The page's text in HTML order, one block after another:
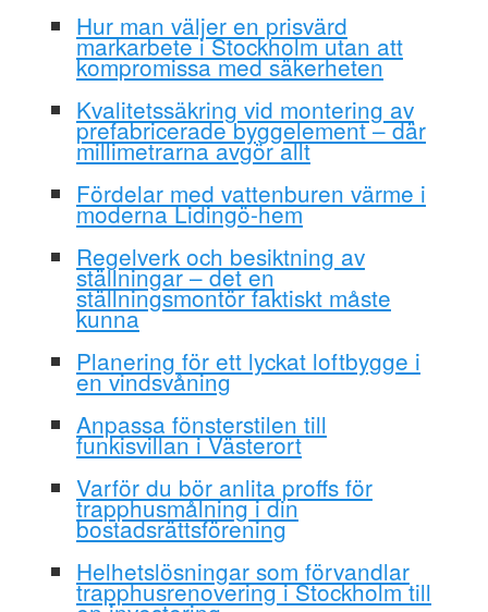
Hur man väljer en prisvärd
markarbete i Stockholm utan att
kompromissa med säkerheten
Kvalitetssäkring vid montering av
prefabricerade byggelement – där
millimetrarna avgör allt
Fördelar med vattenburen värme i
moderna Lidingö-hem
Regelverk och besiktning av
ställningar – det en
ställningsmontör faktiskt måste
kunna
Planering för ett lyckat loftbygge i
en vindsvåning
Anpassa fönsterstilen till
funkisvillan i Västerort
Varför du bör anlita proffs för
trapphusmålning i din
bostadsrättsförening
Helhetslösningar som förvandlar
trapphusrenovering i Stockholm till